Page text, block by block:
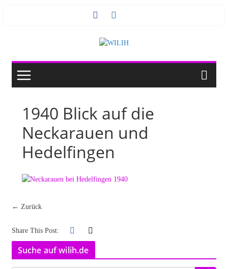
1940 Blick auf die
Neckarauen und
Hedelfingen
← Zurück
Share This Post:
Suche auf wilih.de